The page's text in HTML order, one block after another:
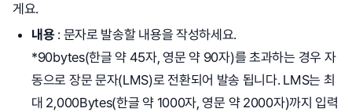
게요.
내용: 문자로 발송할 내용을 작성하세요.
*90bytes(한글 약 45자, 영문 약 90자)를 초과하는 경우 자
동으로 장문 문자(LMS)로 전환되어 발송 됩니다. LMS는 최
대 2,000Bytes(한글 약 1000자, 영문 약 2000자)까지 입력